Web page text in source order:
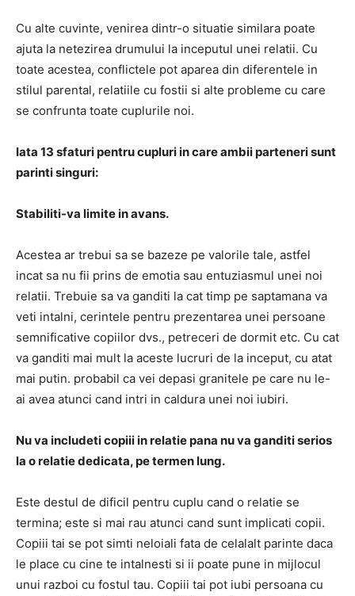
Cu alte cuvinte, venirea dintr-o situatie similara poate
ajuta la netezirea drumului la inceputul unei relatii. Cu
toate acestea, conflictele pot aparea din diferentele in
stilul parental, relatiile cu fostii si alte probleme cu care
se confrunta toate cuplurile noi.
Iata 13 sfaturi pentru cupluri in care ambii parteneri sunt
parinti singuri:
Stabiliti-va limite in avans.
Acestea ar trebui sa se bazeze pe valorile tale, astfel
incat sa nu fii prins de emotia sau entuziasmul unei noi
relatii. Trebuie sa va ganditi la cat timp pe saptamana va
veti intalni, cerintele pentru prezentarea unei persoane
semnificative copiilor dvs., petreceri de dormit etc. Cu cat
va ganditi mai mult la aceste lucruri de la inceput, cu atat
mai putin. probabil ca vei depasi granitele pe care nu le-
ai avea atunci cand intri in caldura unei noi iubiri.
Nu va includeti copiii in relatie pana nu va ganditi serios
la o relatie dedicata, pe termen lung.
Este destul de dificil pentru cuplu cand o relatie se
termina; este si mai rau atunci cand sunt implicati copii.
Copiii tai se pot simti neloiali fata de celalalt parinte daca
le place cu cine te intalnesti si ii poate pune in mijlocul
unui razboi cu fostul tau. Copiii tai pot iubi persoana cu